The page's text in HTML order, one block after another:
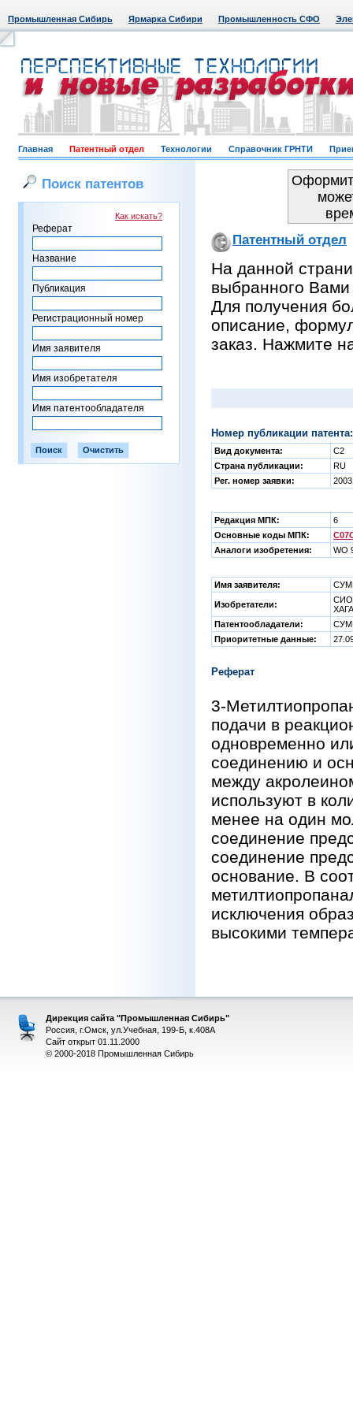
Промышленная Сибирь Ярмарка Сибири Промышленность СФО
Главная Патентный отдел Технологии Справочник ГРНТИ
Поиск патентов
Как искать?
Реферат
Название
Публикация
Регистрационный номер
Имя заявителя
Имя изобретателя
Имя патентообладателя
Патентный отдел
На данной
выбранного Вами
Для получения
описание,
заказ. Нажмите
Номер публикации
Вид документа:
C2
Страна публикации:
RU
Рег. номер заявки:
Редакция МПК:
6
Основные коды МПК:
Аналоги изобретения:
WO
Имя заявителя:
Изобретатели:
Патентообладатели:
Приоритетные данные:
Реферат
3-
подачи в
одновременно
соединению и
между
используют в
менее на один
соединение
соединение
основание. В
исключения
высокими
Дирекция сайта "Промышленная Сибирь"
Россия, г.Омск, ул.Учебная, 199-Б, к.408А
Сайт открыт 01.11.2000
© 2000-2018 Промышленная Сибирь